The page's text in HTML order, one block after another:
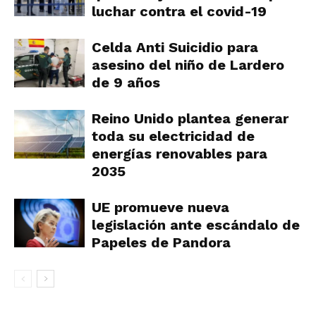
luchar contra el covid-19
Celda Anti Suicidio para
asesino del niño de Lardero
de 9 años
Reino Unido plantea generar
toda su electricidad de
energías renovables para
2035
UE promueve nueva
legislación ante escándalo de
Papeles de Pandora